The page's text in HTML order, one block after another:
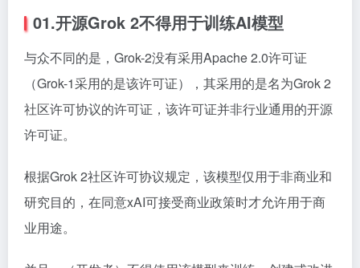
01.开源Grok 2不得用于训练AI模型
与众不同的是，Grok-2没有采用Apache 2.0许可证
（Grok-1采用的是该许可证），其采用的是名为Grok 2
社区许可协议的许可证，该许可证并非行业通用的开源
许可证。
根据Grok 2社区许可协议规定，该模型仅用于非商业和
研究目的，在同意xAI可接受商业政策时才允许用于商
业用途。